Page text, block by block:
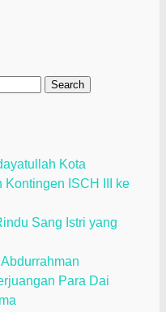
Kota
Kontingen ISCH III ke
Sang Istri yang
Para Dai